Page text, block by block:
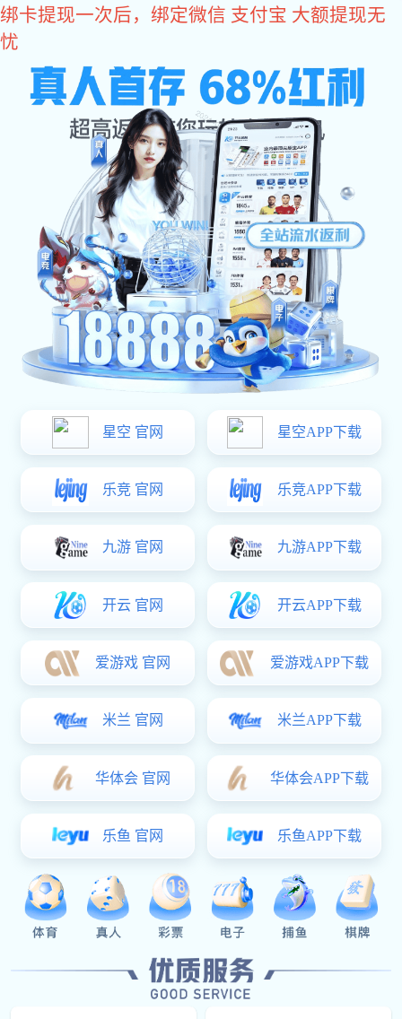
星空真人
您好，欢迎您光临星空真人商城！
星空真人
come2time.com
网站星空真人 关于星空真人
公司星空真人
2020-11-12
国内电柜门锁的出路和选购
星空真
如何
未来电柜门锁市场发展处境浅谈
星空真